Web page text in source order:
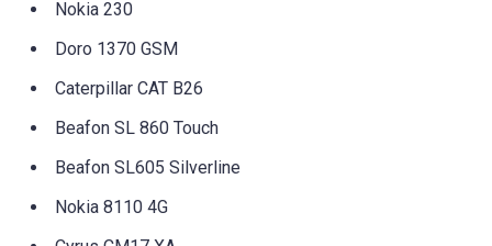
Nokia 230
Doro 1370 GSM
Caterpillar CAT B26
Beafon SL 860 Touch
Beafon SL605 Silverline
Nokia 8110 4G